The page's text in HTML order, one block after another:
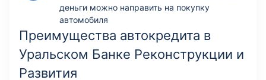
деньги можно направить на покупку
автомобиля
Преимущества автокредита в
Уральском Банке Реконструкции и
Развития